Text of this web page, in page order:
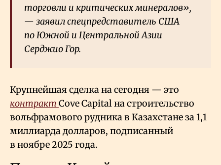
торговли и критических минералов»,
— заявил спецпредставитель США
по Южной и Центральной Азии
Серджио Гор.
Крупнейшая сделка на сегодня — это
контракт Cove Capital на строительство
вольфрамового рудника в Казахстане за 1,1
миллиарда долларов, подписанный
в ноябре 2025 года.